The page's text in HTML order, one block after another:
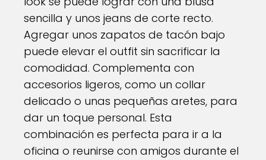
sencilla y unos jeans de corte recto.
Agregar unos zapatos de tacón bajo
puede elevar el outfit sin sacrificar la
comodidad. Complementa con
accesorios ligeros, como un collar
delicado o unas pequeñas aretes, para
dar un toque personal. Esta
combinación es perfecta para ir a la
oficina o reunirse con amigos durante el